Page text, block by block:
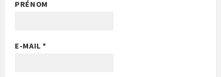
PRÉNOM
E-MAIL*